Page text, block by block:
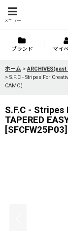
メニュー
ブランド マイ
ホーム >
> S.F.C - Stripes For
CAMO)
S.F.C - Stripes
TAPERED
[SFCFW25P03]